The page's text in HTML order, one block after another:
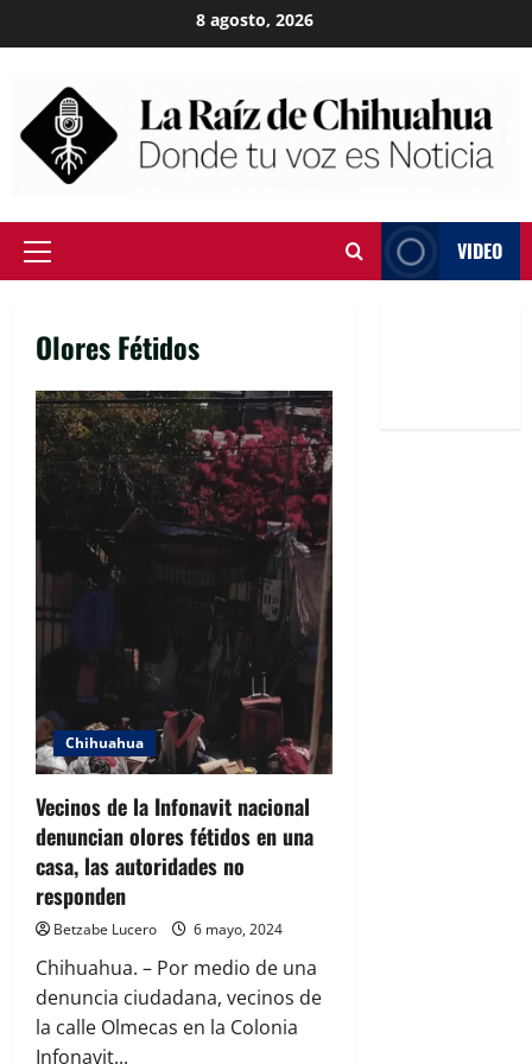
to
8 agosto, 2026
Primary
VIDEO
Olores Fétidos
Chihuahua
Vecinos de la Infonavit nacional
denuncian olores fétidos en una
casa, las autoridades no
responden
Betzabe Lucero 6 mayo, 2024
Chihuahua. – Por medio de una
denuncia ciudadana, vecinos de
la calle Olmecas en la Colonia
Infonavit...